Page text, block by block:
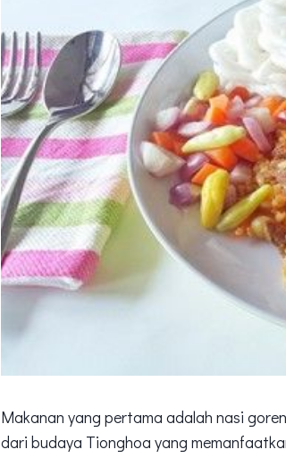
Makanan yang pertama adalah nasi
dari budaya Tionghoa yang